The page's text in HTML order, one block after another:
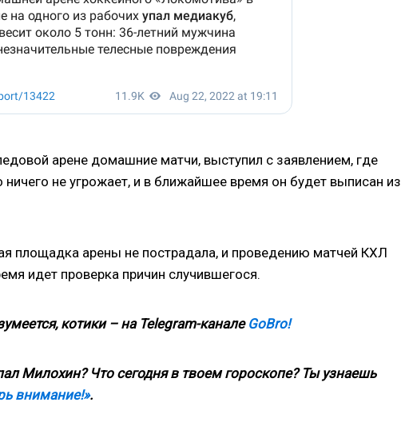
арене домашние матчи, выступил с заявлением, где
не угрожает, и в ближайшее время он будет выписан из
площадка арены не пострадала, и проведению матчей КХЛ
идет проверка причин случившегося.
котики – на Telegram-канале GoBro!
Милохин? Что сегодня в твоем гороскопе? Ты узнаешь
внимание!».